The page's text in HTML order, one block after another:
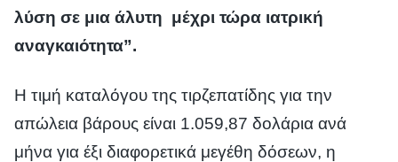
λύση σε μια άλυτη μέχρι τώρα ιατρική
αναγκαιότητα”.
Η τιμή καταλόγου της τιρζεπατίδης για την
απώλεια βάρους είναι 1.059,87 δολάρια ανά
μήνα για έξι διαφορετικά μεγέθη δόσεων, η